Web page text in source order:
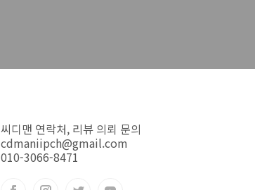
씨디맨 연락처, 리뷰 의뢰 문의
cdmaniipch@gmail.com
010-3066-8471